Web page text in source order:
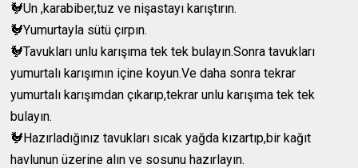
🐓Un ,karabiber,tuz ve nişastayı karıştırın.
🐓Yumurtayla sütü çırpın.
🐓Tavukları unlu karışıma tek tek bulayın.Sonra tavukları
yumurtalı karışımın içine koyun.Ve daha sonra tekrar
yumurtalı karışımdan çıkarıp,tekrar unlu karışıma tek tek
bulayın.
🐓Hazırladığınız tavukları sıcak yağda kızartıp,bir kağıt
havlunun üzerine alın ve sosunu hazırlayın.